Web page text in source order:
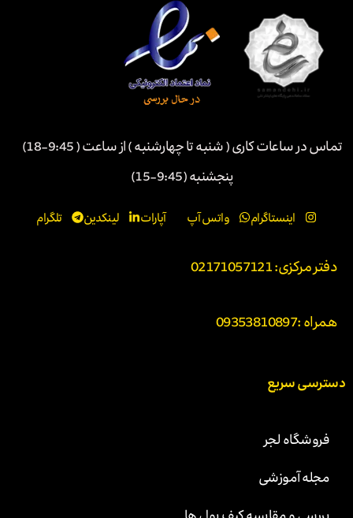
تماس در ساعات کاری ( شنبه تا چهارشنبه ) از ساعت ( 9:45-18)
پنجشنبه (9:45-15)
اینستاگرام واتس آپ آپارات لینکدین تلگرام
دفتر مرکزی: 02171057121
همراه :09353810897
دسترسی سریع
فروشگاه لجر
مجله آموزشی
بررسی و مقایسه کیف پول ها